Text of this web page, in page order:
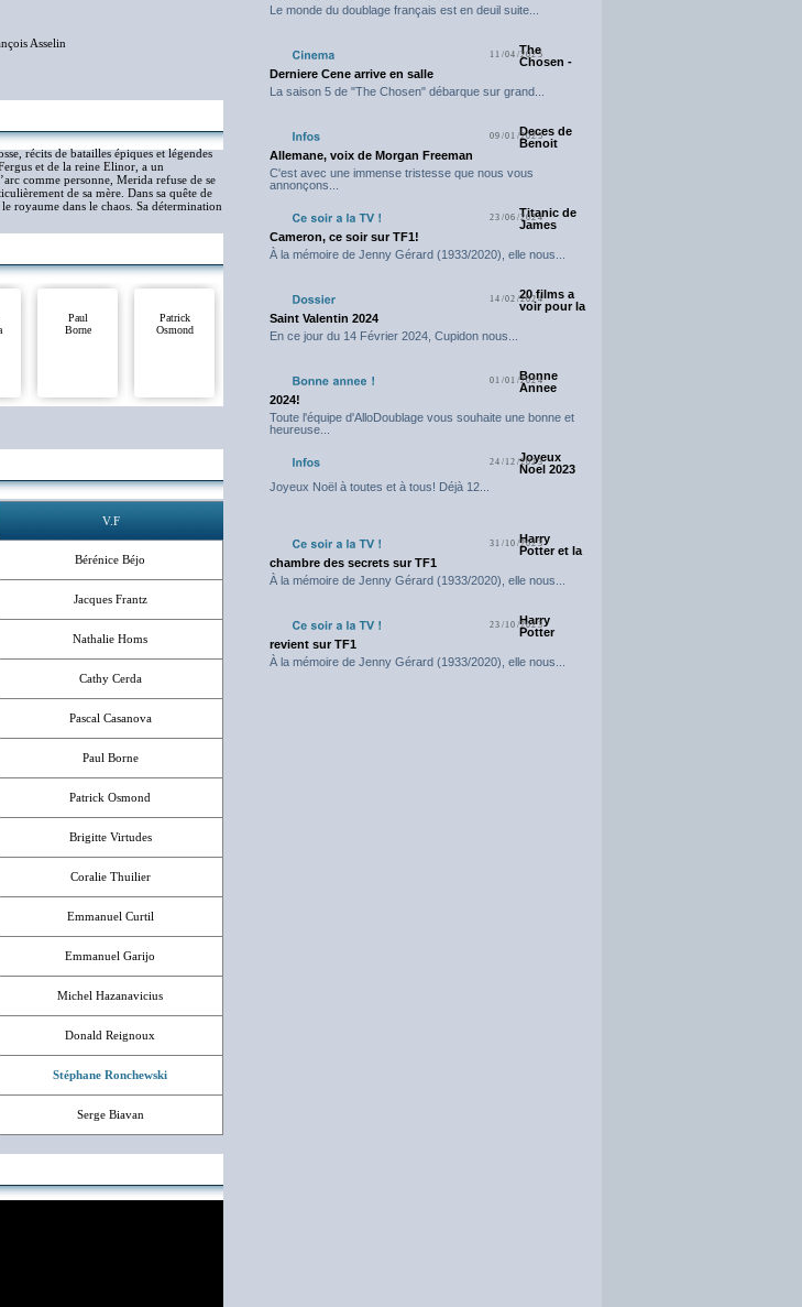
Asselin
récits de batailles épiques et légendes
et de la reine Elinor, a un
comme personne, Merida refuse de se
de sa mère. Dans sa quête de
royaume dans le chaos. Sa détermination
Paul
Borne
Patrick
Osmond
V.F
Bérénice Béjo
Jacques Frantz
Nathalie Homs
Cathy Cerda
Pascal Casanova
Paul Borne
Patrick Osmond
Brigitte Virtudes
Coralie Thuilier
Emmanuel Curtil
Emmanuel Garijo
Michel Hazanavicius
Donald Reignoux
Stéphane Ronchewski
Serge Biavan
Le monde du doublage français est en deuil suite...
11/04/2025
The
Chosen -
Derniere Cene arrive en salle
La saison 5 de "The Chosen" débarque sur grand...
09/01/2025Deces de
Benoit
Allemane, voix de Morgan Freeman
C'est avec une immense tristesse que nous vous
annonçons...
23/06/2024Titanic de
James
Cameron, ce soir sur TF1!
À la mémoire de Jenny Gérard (1933/2020), elle nous...
14/02/202420 films a
voir pour la
Saint Valentin 2024
En ce jour du 14 Février 2024, Cupidon nous...
01/01/2024
Bonne
Annee
2024!
Toute l'équipe d'AlloDoublage vous souhaite une bonne et
heureuse...
24/12/2023
Joyeux
Noel 2023
Joyeux Noël à toutes et à tous! Déjà 12...
31/10/2023
Harry
Potter et la
chambre des secrets sur TF1
À la mémoire de Jenny Gérard (1933/2020), elle nous...
23/10/2023
Harry
Potter
revient sur TF1
À la mémoire de Jenny Gérard (1933/2020), elle nous...